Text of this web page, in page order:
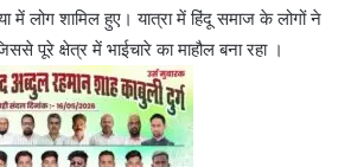
में लोग शामिल हुए। यात्रा में हिंदू समाज के लोगों ने
पूरे क्षेत्र में भाईचारे का माहौल बना रहा ।